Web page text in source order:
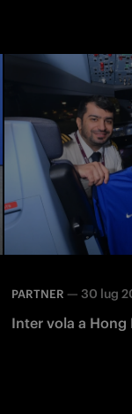
PARTNER — 30 lug
Inter vola a Hong